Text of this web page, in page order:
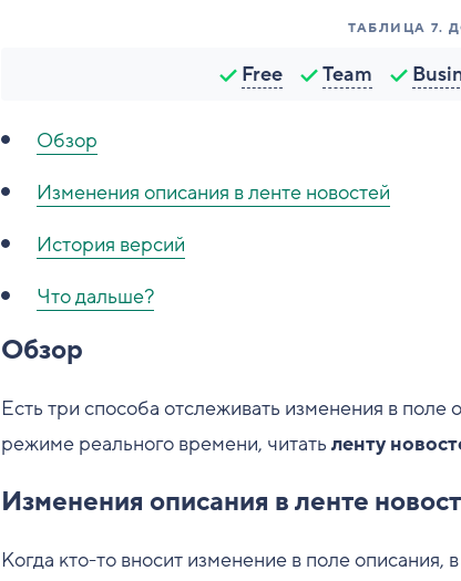
ТАБЛИЦА 7.
Free Team
Обзор
Изменения описания в ленте новостей
История версий
Что дальше?
Обзор
Есть три способа отслеживать изменения в поле
режиме реального времени, читать ленту
Изменения описания в ленте
Когда кто-то вносит изменение в поле описания, в